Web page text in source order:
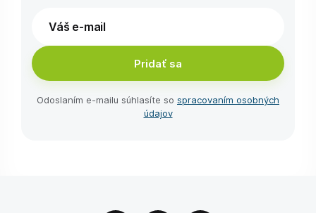
Pridať sa
Odoslaním e-⁠mailu súhlasíte so spracovaním osobných
údajov